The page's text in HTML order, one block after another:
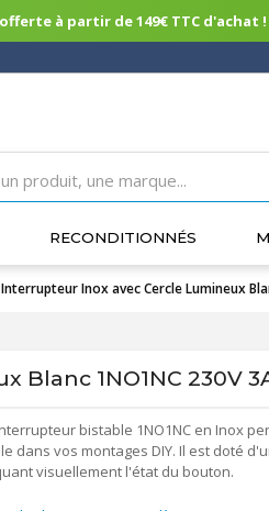
à partir de 149€ TTC
RECONDITIONNÉS
Interrupteur Inox avec Cercle Lumineux
Blanc 1NO1NC 230V
bistable 1NO1NC en Inox
dans vos montages DIY. Il est doté
visuellement l'état du bouton.